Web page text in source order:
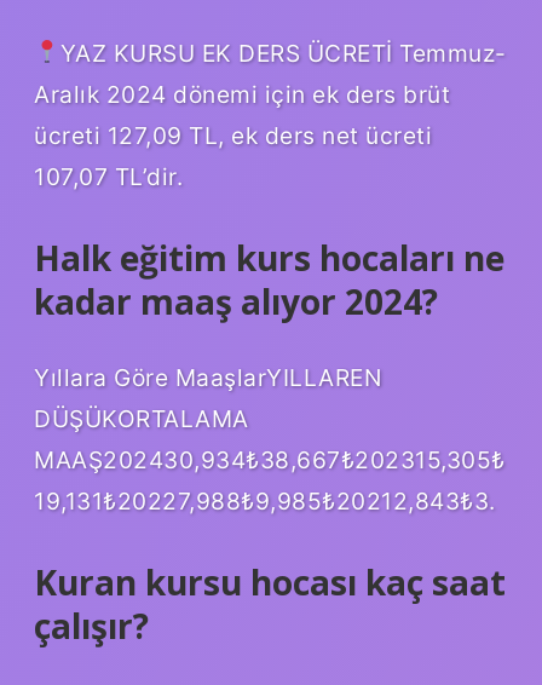
YAZ KURSU EK DERS ÜCRETİ Temmuz-
Aralık 2024 dönemi için ek ders brüt
ücreti 127,09 TL, ek ders net ücreti
107,07 TL’dir.
Halk eğitim kurs hocaları ne
kadar maaş alıyor 2024?
Yıllara Göre MaaşlarYILLAREN
DÜŞÜKORTALAMA
MAAŞ202430,934₺38,667₺202315,305₺
19,131₺20227,988₺9,985₺20212,843₺3.
Kuran kursu hocası kaç saat
çalışır?